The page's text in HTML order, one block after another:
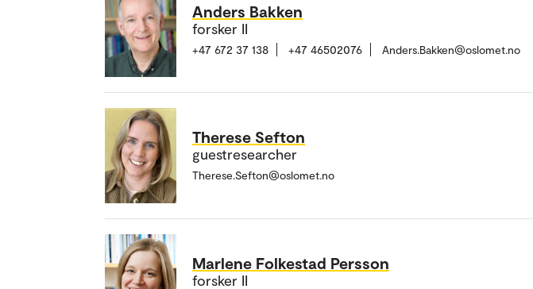
Anders Bakken
forsker II
+47 672 37 138 +47 46502076 Anders.Bakken@oslomet.no
Therese Sefton
guestresearcher
Therese.Sefton@oslomet.no
Marlene Folkestad Persson
forsker II